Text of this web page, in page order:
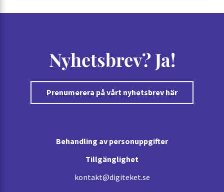
Behandling av personuppgifter
Tillgänglighet
kontakt@digiteket.se
Nyhetsbrev? Ja!
Prenumerera på vårt nyhetsbrev här